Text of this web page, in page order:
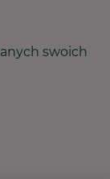
swoich